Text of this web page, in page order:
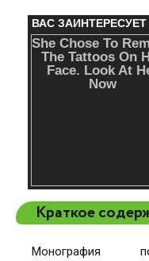
Краткое
Монография